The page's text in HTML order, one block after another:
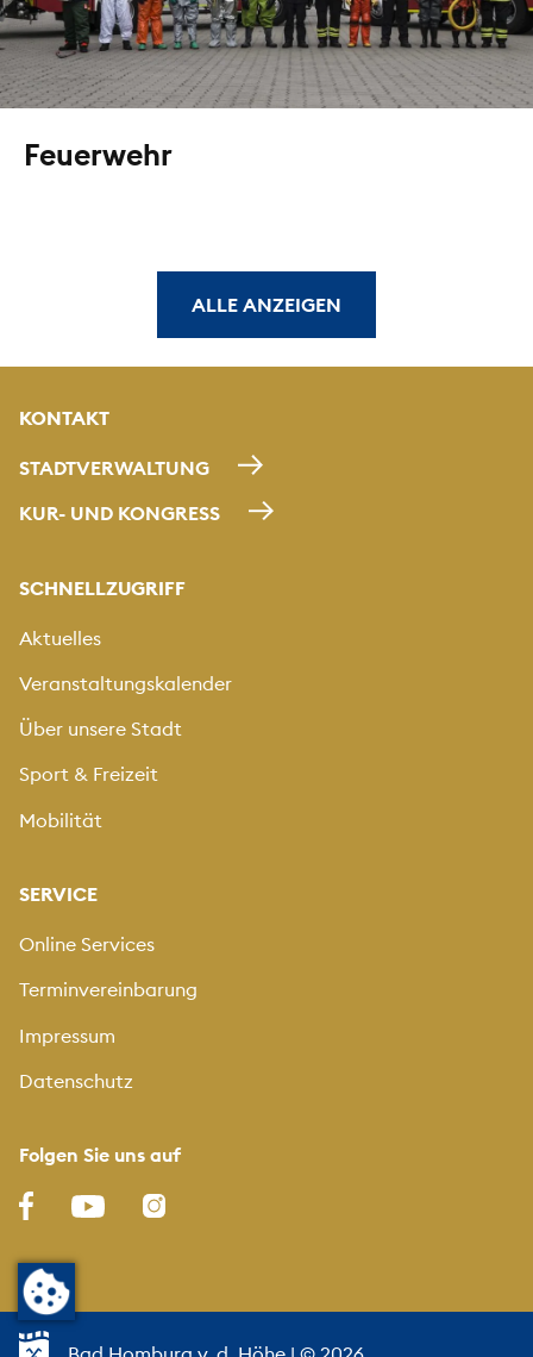
Feuerwehr
ALLE ANZEIGEN
KONTAKT
STADTVERWALTUNG
KUR- UND KONGRESS
SCHNELLZUGRIFF
Aktuelles
Veranstaltungskalender
Über unsere Stadt
Sport & Freizeit
Mobilität
SERVICE
Online Services
Terminvereinbarung
Impressum
Datenschutz
Folgen Sie uns auf